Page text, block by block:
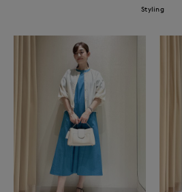
Styling